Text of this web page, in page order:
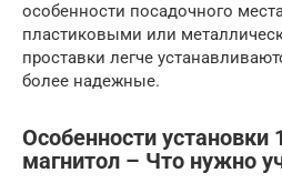
особенности посадочного
пластиковыми или
проставки легче
более надежные.
Особенности установки
магнитол – Что нужно